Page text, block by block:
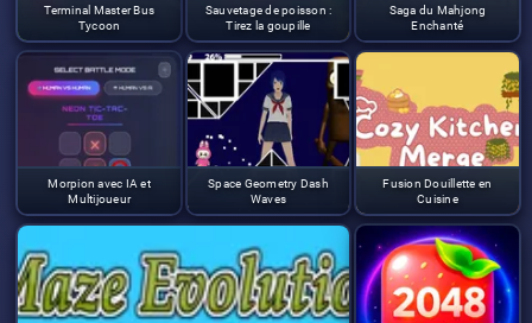
Terminal Master Bus
Tycoon
Sauvetage de poisson :
Tirez la goupille
Saga du Mahjong
Enchanté
Morpion avec IA et
Multijoueur
Space Geometry Dash
Waves
Fusion Douillette en
Cuisine